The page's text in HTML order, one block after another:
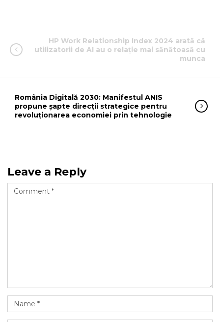
HP Work Relationship Index 2024 arată că
utilizatorii de AI au o relație mai sănătoasă cu
munca
România Digitală 2030: Manifestul ANIS
propune șapte direcții strategice pentru
revoluționarea economiei prin tehnologie
Leave a Reply